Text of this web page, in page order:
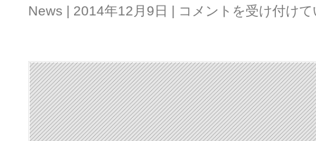
News | 2014年12月9日 | 消
け
じ
ゃ
な
い、
住
コメントを受け付け